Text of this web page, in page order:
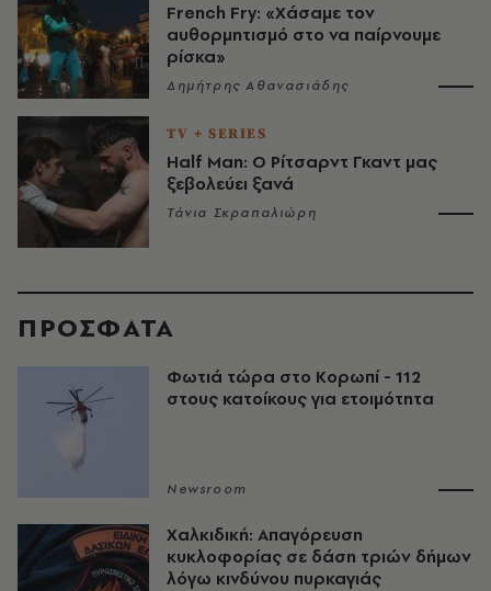
French Fry: «Χάσαμε τον
αυθορμητισμό στο να παίρνουμε
ρίσκα»
Δημήτρης Αθανασιάδης
TV + SERIES
Half Man: Ο Ρίτσαρντ Γκαντ μας
ξεβολεύει ξανά
Τάνια Σκραπαλιώρη
ΠΡΟΣΦΑΤΑ
Φωτιά τώρα στο Κορωπί - 112
στους κατοίκους για ετοιμότητα
Newsroom
Χαλκιδική: Απαγόρευση
κυκλοφορίας σε δάση τριών δήμων
λόγω κινδύνου πυρκαγιάς